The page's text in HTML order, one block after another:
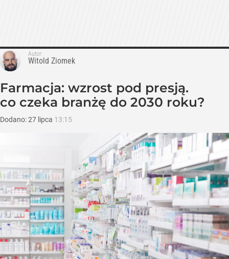
Autor:
Witold Ziomek
Farmacja: wzrost pod presją.
co czeka branżę do 2030 roku?
Dodano:27 lipca 13:15